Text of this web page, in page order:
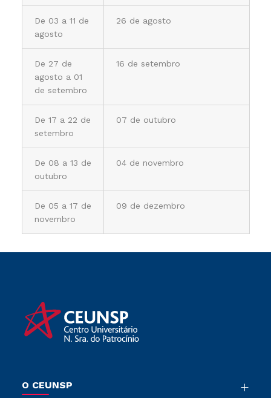
De 03 a 11 de
agosto
26 de agosto
De 27 de
agosto a 01
de setembro
16 de setembro
De 17 a 22 de
setembro
07 de outubro
De 08 a 13 de
outubro
04 de novembro
De 05 a 17 de
novembro
09 de dezembro
O CEUNSP